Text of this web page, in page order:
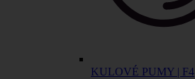
KULOVÉ PUMY | F4